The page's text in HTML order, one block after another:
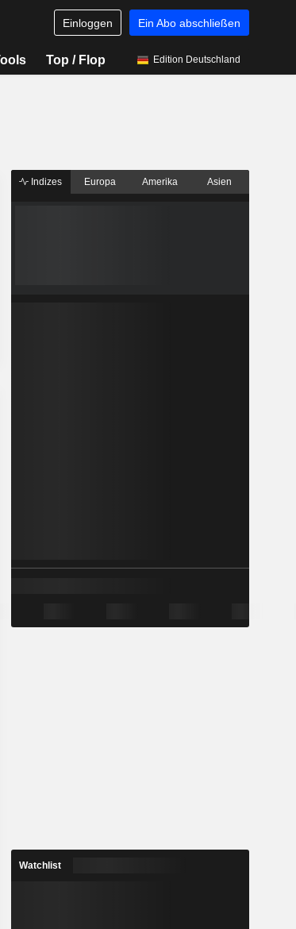
Einloggen Ein Abo abschließen
Top / Flop Edition Deutschland
Indizes Europa Amerika Asien
Watchlist